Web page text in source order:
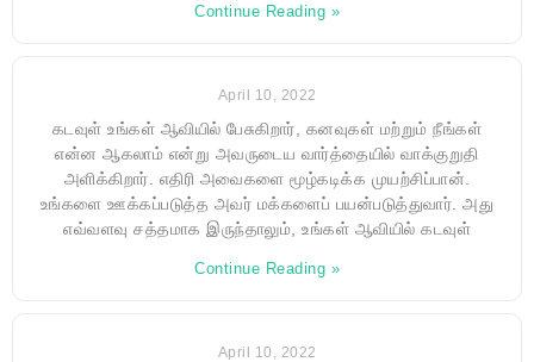
Continue Reading »
April 10, 2022
கடவுள் உங்கள் ஆவியில் பேசுகிறார், கனவுகள் மற்றும் நீங்கள்
என்ன ஆகலாம் என்று அவருடைய வார்த்தையில் வாக்குறுதி
அளிக்கிறார். எதிரி அவைகளை மூழ்கடிக்க முயற்சிப்பான்.
உங்களை ஊக்கப்படுத்த அவர் மக்களைப் பயன்படுத்துவார். அது
எவ்வளவு சத்தமாக இருந்தாலும், உங்கள் ஆவியில் கடவுள்
Continue Reading »
April 10, 2022